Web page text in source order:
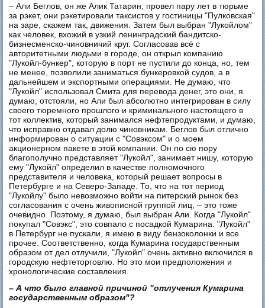
– Али Беглов, он же Алик Татарин, провел пару лет в тюрьме
за рэкет, они рэкетировали таксистов у гостиницы "Пулковская"
на заре, скажем так, движения. Затем был выбран "Лукойлом"
как человек, вхожий в узкий ленинградский бандитско-
бизнесменско-чиновничий круг. Согласовав всё с
авторитетными людьми в городе, он открыл компанию
"Лукойл-бункер", которую в порт не пустили до конца, но, тем
не менее, позволили заниматься бункеровкой судов, а в
дальнейшем и экспортными операциями. Не думаю, что
"Лукойл" использовал Смита для перевода денег, это они, я
думаю, отстояли, но Али был абсолютно интегрирован в силу
своего тюремного прошлого и криминального настоящего в
тот коллектив, который занимался нефтепродуктами, и думаю,
что исправно отдавал долю чиновникам. Беглов был отлично
информирован о ситуации с "Совэксом" и о моем
акционерном пакете в этой компании. Он по сю пору
благополучно представляет "Лукойл", занимает нишу, которую
ему "Лукойл" определил в качестве полномочного
представителя и человека, который решает вопросы в
Петербурге и на Северо-Западе. То, что на тот период
"Лукойлу" было невозможно войти на питерский рынок без
согласования с очень живописной группой лиц, – это тоже
очевидно. Поэтому, я думаю, был выбран Али. Когда "Лукойл"
покупал "Совэкс", это совпало с посадкой Кумарина. "Лукойл"
в Петербург не пускали, я имею в виду бензоколонки и все
прочее. Соответственно, когда Кумарина государственным
образом от дел отлучили, "Лукойл" очень активно включился в
городскую нефтеторговлю. Но это мои предположения и
хронологические составления.
– А что было главной причиной "отлучения Кумарина
государственным образом"?